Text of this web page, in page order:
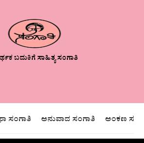
ಬದುಕಿಗೆ ಸಾಹಿತ್ಯ ಸಂಗಾತಿ
ಸಂಗಾತಿ ಅನುವಾದ ಸಂಗಾತಿ ಅಂಕಣ